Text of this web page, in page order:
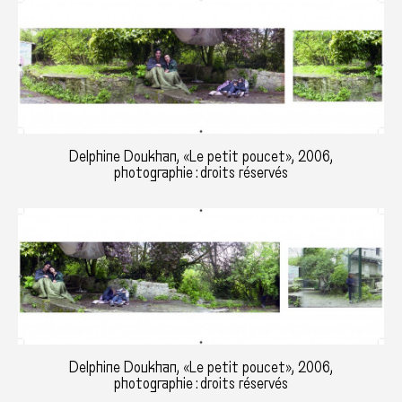
Delphine Doukhan, «Le petit poucet», 2006,
photographie : droits réservés
Delphine Doukhan, «Le petit poucet», 2006,
photographie : droits réservés